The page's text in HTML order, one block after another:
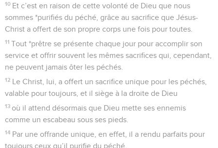
10 Et c’est en raison de cette volonté de Dieu que nous
sommes *purifiés du péché, grâce au sacrifice que Jésus-
Christ a offert de son propre corps une fois pour toutes.
11 Tout *prêtre se présente chaque jour pour accomplir son
service et offrir souvent les mêmes sacrifices qui, cependant,
ne peuvent jamais ôter les péchés.
12 Le Christ, lui, a offert un sacrifice unique pour les péchés,
valable pour toujours, et il siège à la droite de Dieu
13 où il attend désormais que Dieu mette ses ennemis
comme un escabeau sous ses pieds.
14 Par une offrande unique, en effet, il a rendu parfaits pour
toujours ceux qu’il purifie du péché.